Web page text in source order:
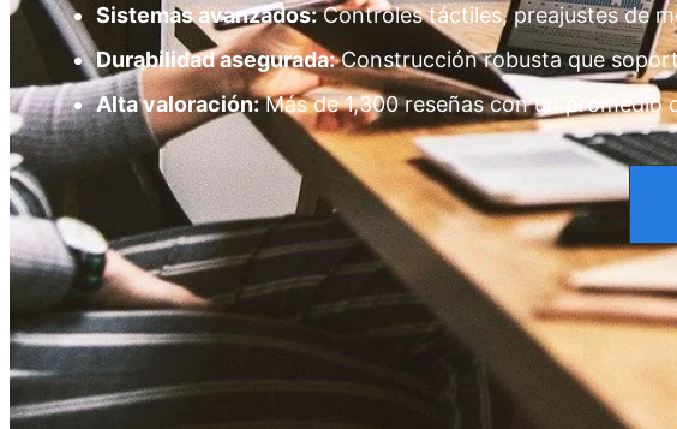
Sistemas avanzados:Controles táctiles, preajustes de
Durabilidad asegurada:Construcción robusta que
Alta valoración:Más de 1,300 reseñas con un